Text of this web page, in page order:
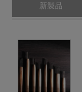
新製品